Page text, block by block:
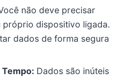
não deve precisar
próprio dispositivo ligada.
dados de forma segura
Tempo: Dados são inúteis